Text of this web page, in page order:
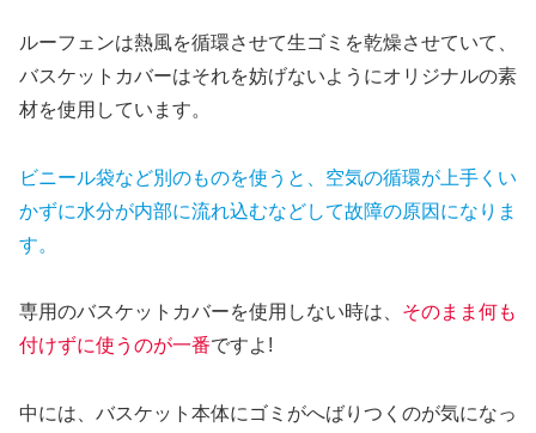
ルーフェンは熱風を循環させて生ゴミを乾燥させていて、
バスケットカバーはそれを妨げないようにオリジナルの素
材を使用しています。
ビニール袋など別のものを使うと、空気の循環が上手くい
かずに水分が内部に流れ込むなどして故障の原因になりま
す。
専用のバスケットカバーを使用しない時は、 そのまま何も
付けずに使うのが一番ですよ!
中には、バスケット本体にゴミがへばりつくのが気になっ